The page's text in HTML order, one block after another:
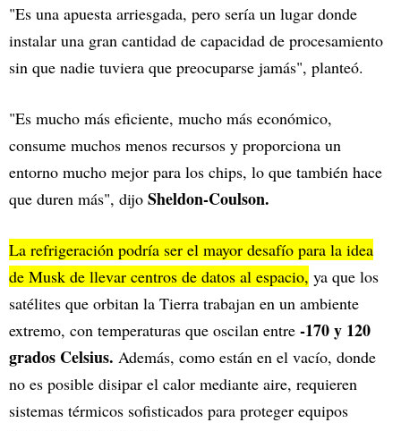
"Es una apuesta arriesgada, pero sería un lugar donde
instalar una gran cantidad de capacidad de procesamiento
sin que nadie tuviera que preocuparse jamás", planteó.
"Es mucho más eficiente, mucho más económico,
consume muchos menos recursos y proporciona un
entorno mucho mejor para los chips, lo que también hace
que duren más", dijo Sheldon-Coulson.
La refrigeración podría ser el mayor desafío para la idea
de Musk de llevar centros de datos al espacio, ya que los
satélites que orbitan la Tierra trabajan en un ambiente
extremo, con temperaturas que oscilan entre -170 y 120
grados Celsius. Además, como están en el vacío, donde
no es posible disipar el calor mediante aire, requieren
sistemas térmicos sofisticados para proteger equipos